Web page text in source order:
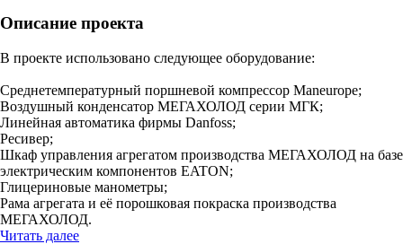
Описание проекта
В проекте использовано следующее оборудование:
Среднетемпературный поршневой компрессор Maneurope;
Воздушный конденсатор МЕГАХОЛОД серии МГК;
Линейная автоматика фирмы Danfoss;
Ресивер;
Шкаф управления агрегатом производства МЕГАХОЛОД на базе
электрическим компонентов EATON;
Глицериновые манометры;
Рама агрегата и её порошковая покраска производства
МЕГАХОЛОД.
Читать далее